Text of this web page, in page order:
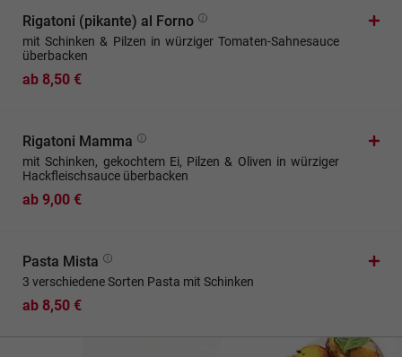
Rigatoni (pikante) al Forno
mit Schinken & Pilzen in würziger Tomaten-Sahnesauce
überbacken
ab 8,50 €
Rigatoni Mamma
mit Schinken, gekochtem Ei, Pilzen & Oliven in würziger
Hackfleischsauce überbacken
ab 9,00 €
Pasta Mista
3 verschiedene Sorten Pasta mit Schinken
ab 8,50 €